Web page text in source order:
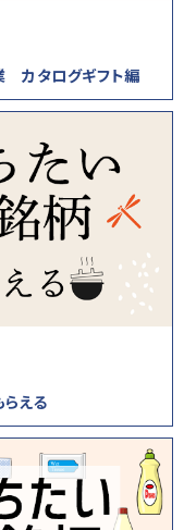
カタログギフト編
える